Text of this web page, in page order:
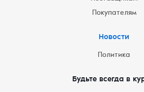
Покупателям
Новости
Политика
Будьте всегда в